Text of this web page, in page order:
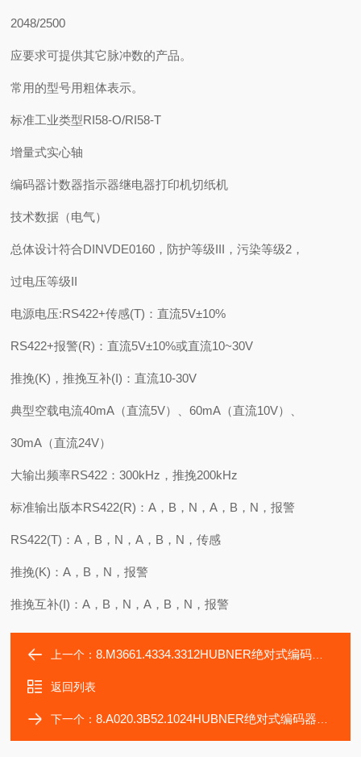
2048/2500
应要求可提供其它脉冲数的产品。
常用的型号用粗体表示。
标准工业类型RI58-O/RI58-T
增量式实心轴
编码器计数器指示器继电器打印机切纸机
技术数据（电气）
总体设计符合DINVDE0160，防护等级III，污染等级2，
过电压等级II
电源电压:RS422+传感(T)：直流5V±10%
RS422+报警(R)：直流5V±10%或直流10~30V
推挽(K)，推挽互补(I)：直流10-30V
典型空载电流40mA（直流5V）、60mA（直流10V）、
30mA（直流24V）
大输出频率RS422：300kHz，推挽200kHz
标准输出版本RS422(R)：A，B，N，A，B，N，报警
RS422(T)：A，B，N，A，B，N，传感
推挽(K)：A，B，N，报警
推挽互补(I)：A，B，N，A，B，N，报警
上一个：8.M3661.4334.3312HUBNER绝对式编码器HOG9DN1024
返回列表
下一个：8.A020.3B52.1024HUBNER绝对式编码器HOG10D1024